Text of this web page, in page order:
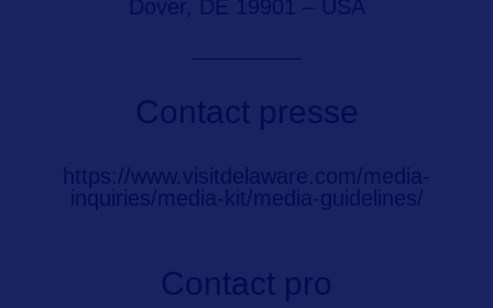
Dover, DE 19901 – USA
Contact presse
https://www.visitdelaware.com/media-
inquiries/media-kit/media-guidelines/
Contact pro